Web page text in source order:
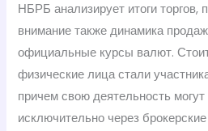
НБРБ анализирует итоги торгов,
внимание также динамика
официальные курсы валют.
физические лица стали
причем свою деятельность
исключительно через